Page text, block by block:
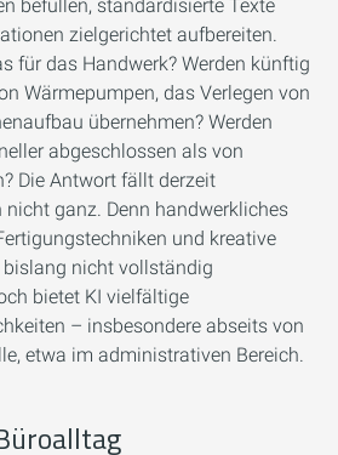
befüllen, standardisierte Texte
zielgerichtet aufbereiten.
für das Handwerk? Werden künftig
Wärmepumpen, das Verlegen von
übernehmen? Werden
abgeschlossen als von
Die Antwort fällt derzeit
ganz. Denn handwerkliches
und kreative
nicht vollständig
bietet KI vielfältige
– insbesondere abseits von
etwa im administrativen Bereich.